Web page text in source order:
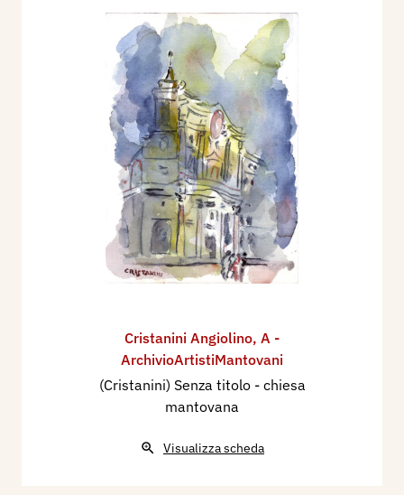
Cristanini Angiolino, A -
ArchivioArtistiMantovani
(Cristanini) Senza titolo - chiesa
mantovana
Visualizza scheda